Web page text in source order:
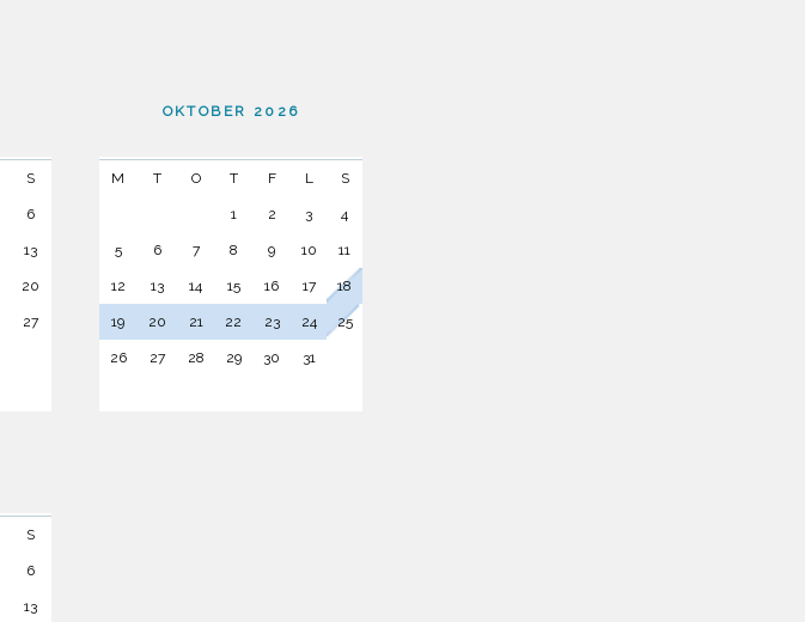
S
6
13
20
27
OKTOBER 2026
M T O T F L S
1 2 3 4
5 6 7 8 9 10 11
12 13 14 15 16 17 18
19 20 21 22 23 24 25
26 27 28 29 30 31
S
6
13